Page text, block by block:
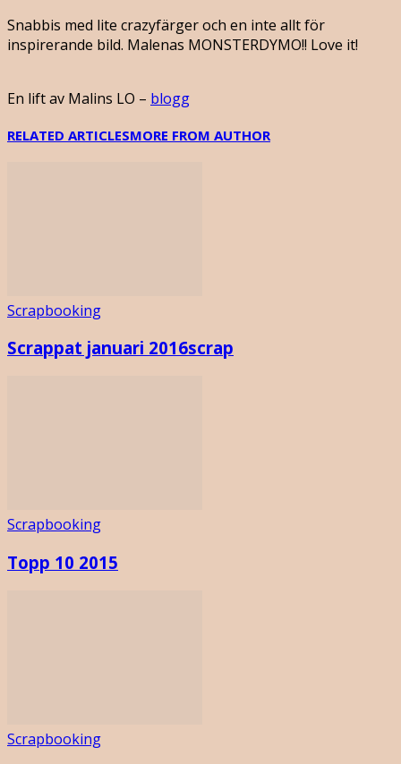
Snabbis med lite crazyfärger och en inte allt för
inspirerande bild. Malenas MONSTERDYMO!! Love it!
En lift av Malins LO – blogg
RELATED ARTICLESMORE FROM AUTHOR
Scrapbooking
Scrappat januari 2016scrap
Scrapbooking
Topp 10 2015
Scrapbooking